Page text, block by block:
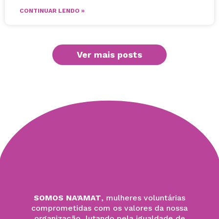
CONTINUAR LENDO »
Ver mais posts
SOMOS NA’AMAT, mulheres voluntárias
comprometidas com os valores da nossa